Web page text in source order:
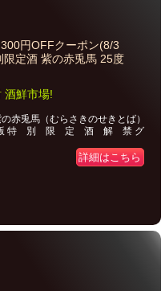
円OFFクーポン(8/3
限定酒 紫の赤兎馬 25度
酒鮮市場!
兎馬（むらさきのせきとば）
特 別 限 定 酒 解 禁 グ
詳細はこちら